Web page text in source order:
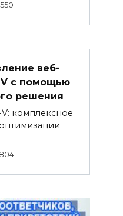
550
веб-
с помощью
решения
комплексное
804